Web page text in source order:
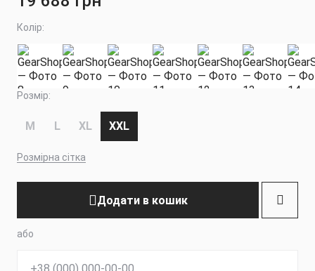
Колір:
Розмір:
M L XL XXL
Розмірна сітка
Додати в кошик
або